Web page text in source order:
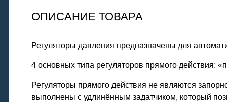
ОПИСАНИЕ ТОВАРА
Регуляторы давления предназначены для
4 основных типа регуляторов прямого действия:
Регуляторы прямого действия не являются
выполнены с удлинённым задатчиком, который